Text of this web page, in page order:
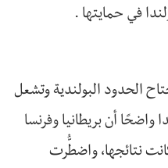
في حمايتها .
تجتاح الحدود البولندية وتشعل
واضحًا أن بريطانيا وفرنسا
نتائجها، واضطُّرت